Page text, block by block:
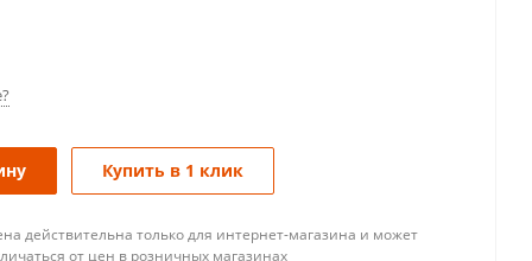
Купить в 1 клик
действительна только для интернет-магазина и может
от цен в розничных магазинах